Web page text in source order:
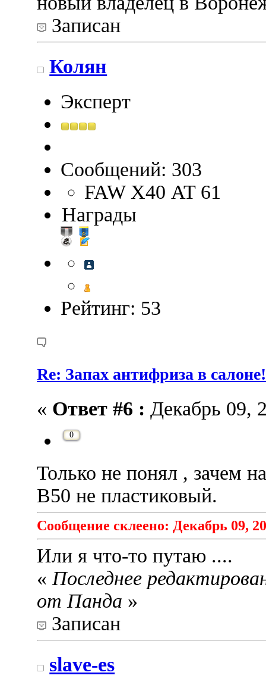
Записан
Колян
Эксперт
Сообщений: 303
FAW Х40 AT 61
Награды
Рейтинг: 53
Re: Запах антифриза в салоне!
« Ответ #6 : Декабрь 09,
0
Только не понял , зачем
В50 не пластиковый.
Сообщение склеено: Декабрь 09,
Или я что-то путаю ....
« Последнее
от Панда »
Записан
slave-es